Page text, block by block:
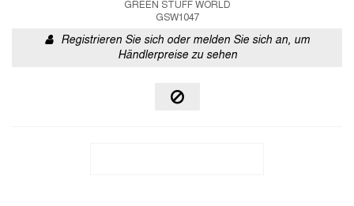
GREEN STUFF WORLD
GSW1047
Registrieren Sie sich oder melden Sie sich an, um
Händlerpreise zu sehen